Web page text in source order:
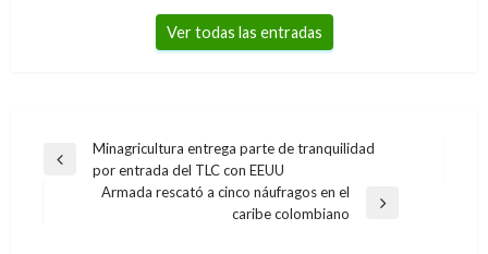
Ver todas las entradas
Navegación
Entrada
Minagricultura entrega parte de tranquilidad
por entrada del TLC con EEUU
Armada rescató a cinco náufragos en el
caribe colombiano